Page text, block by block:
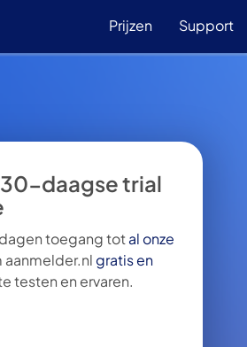
Prijzen Support
daagse trial
toegang tot al onze
aanmelder.nlgratis en
testen en ervaren.